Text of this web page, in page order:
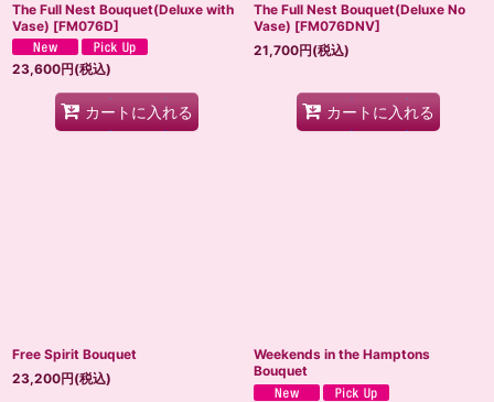
The Full Nest Bouquet(Deluxe with
Vase) [FM076D]
23,600円(税込)
カートに入れる
The Full Nest Bouquet(Deluxe No
Vase) [FM076DNV]
21,700円(税込)
カートに入れる
Free Spirit Bouquet
23,200円(税込)
Weekends in the Hamptons
Bouquet